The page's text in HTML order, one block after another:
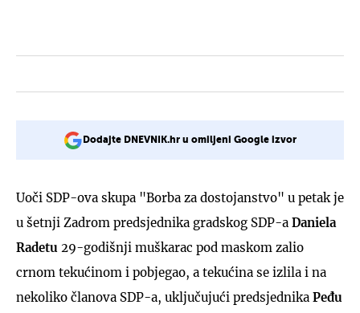
Dodajte DNEVNIK.hr u omiljeni Google izvor
Uoči SDP-ova skupa "Borba za dostojanstvo" u petak je
u šetnji Zadrom predsjednika gradskog SDP-a Daniela
Radetu 29-godišnji muškarac pod maskom zalio
crnom tekućinom i pobjegao, a tekućina se izlila i na
nekoliko članova SDP-a, uključujući predsjednika Peđu